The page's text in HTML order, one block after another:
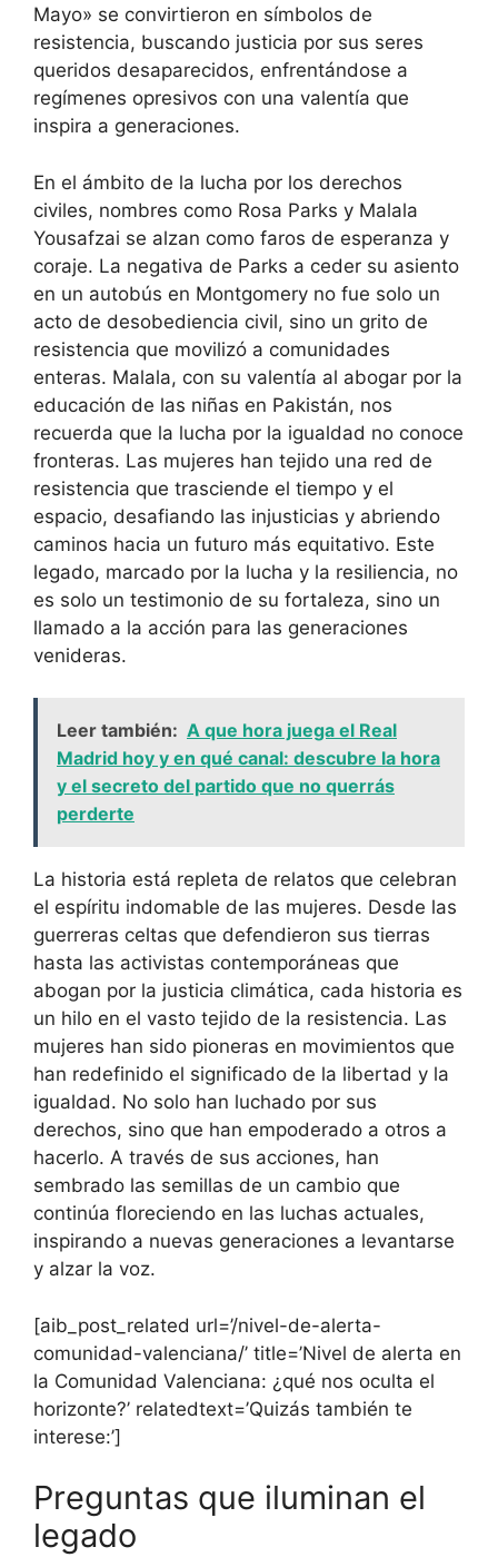
Mayo» se convirtieron en símbolos de
resistencia, buscando justicia por sus seres
queridos desaparecidos, enfrentándose a
regímenes opresivos con una valentía que
inspira a generaciones.
En el ámbito de la lucha por los derechos
civiles, nombres como Rosa Parks y Malala
Yousafzai se alzan como faros de esperanza y
coraje. La negativa de Parks a ceder su asiento
en un autobús en Montgomery no fue solo un
acto de desobediencia civil, sino un grito de
resistencia que movilizó a comunidades
enteras. Malala, con su valentía al abogar por la
educación de las niñas en Pakistán, nos
recuerda que la lucha por la igualdad no conoce
fronteras. Las mujeres han tejido una red de
resistencia que trasciende el tiempo y el
espacio, desafiando las injusticias y abriendo
caminos hacia un futuro más equitativo. Este
legado, marcado por la lucha y la resiliencia, no
es solo un testimonio de su fortaleza, sino un
llamado a la acción para las generaciones
venideras.
Leer también: A que hora juega el Real
Madrid hoy y en qué canal: descubre la hora
y el secreto del partido que no querrás
perderte
La historia está repleta de relatos que celebran
el espíritu indomable de las mujeres. Desde las
guerreras celtas que defendieron sus tierras
hasta las activistas contemporáneas que
abogan por la justicia climática, cada historia es
un hilo en el vasto tejido de la resistencia. Las
mujeres han sido pioneras en movimientos que
han redefinido el significado de la libertad y la
igualdad. No solo han luchado por sus
derechos, sino que han empoderado a otros a
hacerlo. A través de sus acciones, han
sembrado las semillas de un cambio que
continúa floreciendo en las luchas actuales,
inspirando a nuevas generaciones a levantarse
y alzar la voz.
[aib_post_related url=’/nivel-de-alerta-
comunidad-valenciana/’ title=’Nivel de alerta en
la Comunidad Valenciana: ¿qué nos oculta el
horizonte?’ relatedtext=’Quizás también te
interese:’]
Preguntas que iluminan el
legado